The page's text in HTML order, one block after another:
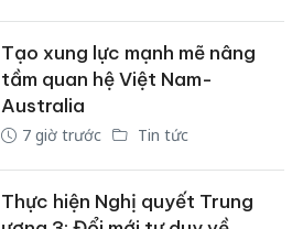
Tạo xung lực mạnh mẽ nâng
tầm quan hệ Việt Nam-
Australia
7 giờ trước Tin tức
Thực hiện Nghị quyết Trung